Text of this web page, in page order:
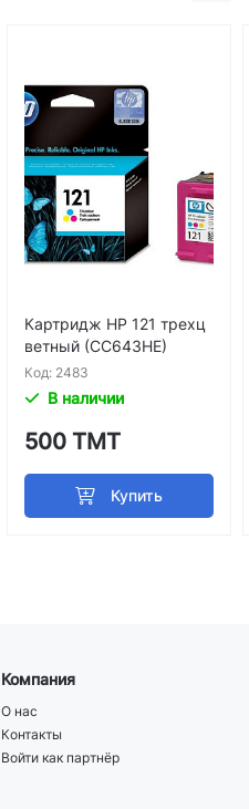
Картридж HP 121 трехц
ветный (CC643HE)
Код: 2483
В наличии
500 ТМТ
Компания
О нас
Контакты
Войти как партнёр